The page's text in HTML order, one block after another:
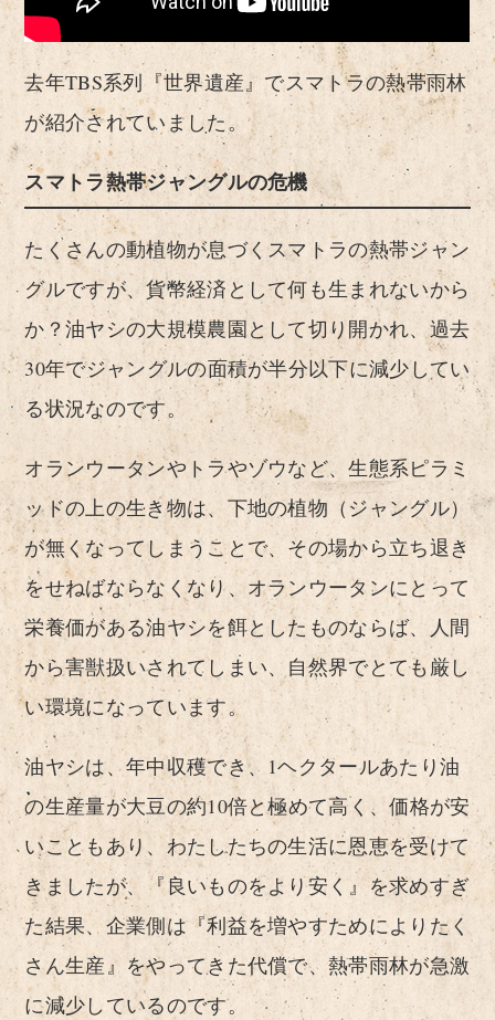
去年TBS系列『世界遺産』でスマトラの熱帯雨林
が紹介されていました。
スマトラ熱帯ジャングルの危機
たくさんの動植物が息づくスマトラの熱帯ジャン
グルですが、貨幣経済として何も生まれないから
か？油ヤシの大規模農園として切り開かれ、過去
30年でジャングルの面積が半分以下に減少してい
る状況なのです。
オランウータンやトラやゾウなど、生態系ピラミ
ッドの上の生き物は、下地の植物（ジャングル）
が無くなってしまうことで、その場から立ち退き
をせねばならなくなり、オランウータンにとって
栄養価がある油ヤシを餌としたものならば、人間
から害獣扱いされてしまい、自然界でとても厳し
い環境になっています。
油ヤシは、年中収穫でき、1ヘクタールあたり油
の生産量が大豆の約10倍と極めて高く、価格が安
いこともあり、わたしたちの生活に恩恵を受けて
きましたが、『良いものをより安く』を求めすぎ
た結果、企業側は『利益を増やすためによりたく
さん生産』をやってきた代償で、熱帯雨林が急激
に減少しているのです。